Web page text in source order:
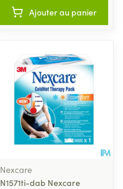
Ajouter au panier
Nexcare
N1571ti-dab Nexcare